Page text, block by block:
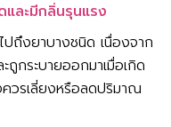
และมีกลิ่นรุนแรง
ปถึงยาบางชนิด เนื่องจาก
ถูกระบายออกมาเมื่อเกิด
วรเลี่ยงหรือลดปริมาณ